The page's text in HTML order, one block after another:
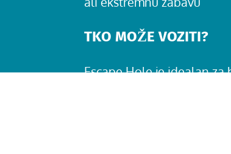
TKO MOŽE VOZITI?
Escape Hole je idealan